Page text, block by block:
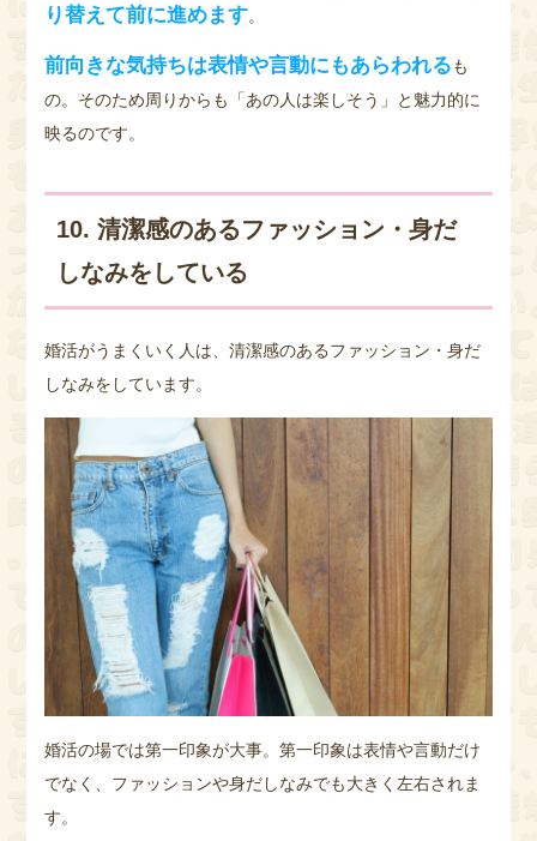
り替えて前に進めます。
前向きな気持ちは表情や言動にもあらわれるも
の。そのため周りからも「あの人は楽しそう」と魅力的に
映るのです。
10. 清潔感のあるファッション・身だ
しなみをしている
婚活がうまくいく人は、清潔感のあるファッション・身だ
しなみをしています。
婚活の場では第一印象が大事。第一印象は表情や言動だけ
でなく、ファッションや身だしなみでも大きく左右されま
す。